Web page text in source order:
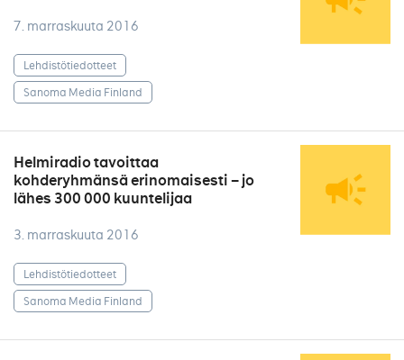
7. marraskuuta 2016
Lehdistötiedotteet
Sanoma Media Finland
Helmiradio tavoittaa
kohderyhmänsä erinomaisesti – jo
lähes 300 000 kuuntelijaa
3. marraskuuta 2016
Lehdistötiedotteet
Sanoma Media Finland